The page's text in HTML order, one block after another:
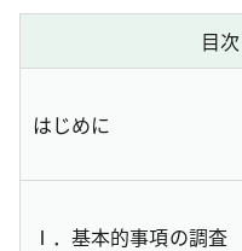
目次
はじめに
Ⅰ．基本的事項の調査